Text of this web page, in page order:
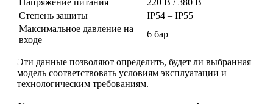
Степень защиты
IP54 – IP55
Максимальное давление на
входе
6 бар
Эти данные позволяют определить, будет ли выбранная
модель соответствовать условиям эксплуатации и
технологическим требованиям.